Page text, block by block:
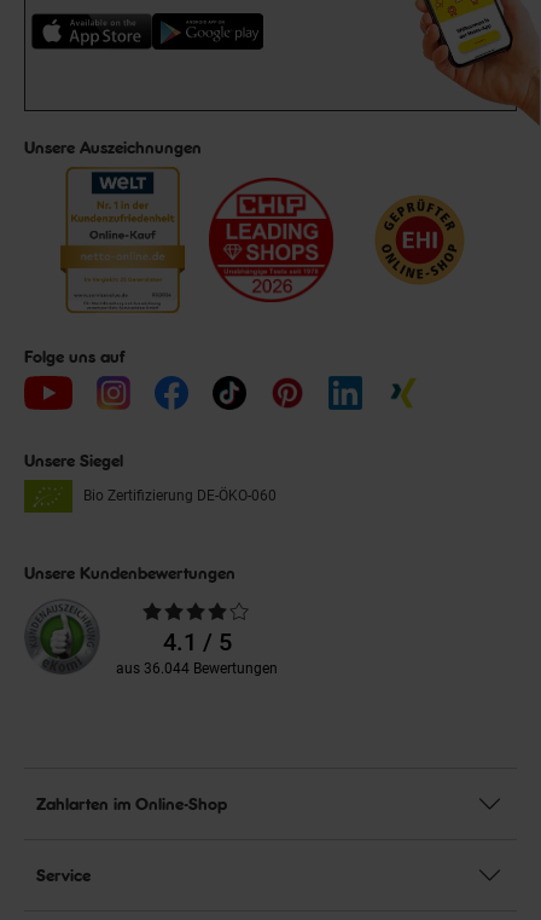
Unsere Auszeichnungen
Folge uns auf
Unsere Siegel
Bio Zertifizierung DE-ÖKO-060
Unsere Kundenbewertungen
Durchschnittliche
Bewertungen4.1 / 5
aus 36.044 Bewertungen
Zahlarten im Online-Shop
Service